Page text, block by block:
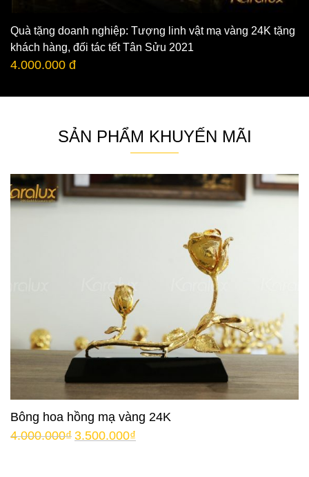
Quà tặng doanh nghiệp: Tượng linh vật mạ vàng 24K tặng
khách hàng, đối tác tết Tân Sửu 2021
4.000.000 đ
SẢN PHẨM KHUYẾN MÃI
Bông hoa hồng mạ vàng 24K
4.000.000₫ 3.500.000₫